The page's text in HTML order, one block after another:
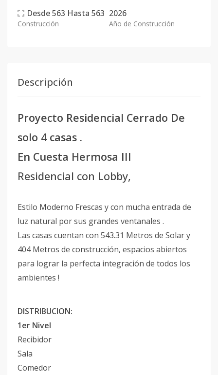
Desde563 Hasta 563
Construcción
2026
Año de Construcción
Descripción
Proyecto Residencial Cerrado De
solo 4 casas .
En Cuesta Hermosa III
Residencial con Lobby,
Estilo Moderno Frescas y con mucha entrada de
luz natural por sus grandes ventanales .
Las casas cuentan con 543.31 Metros de Solar y
404 Metros de construcción, espacios abiertos
para lograr la perfecta integración de todos los
ambientes !
DISTRIBUCION:
1er Nivel
Recibidor
Sala
Comedor